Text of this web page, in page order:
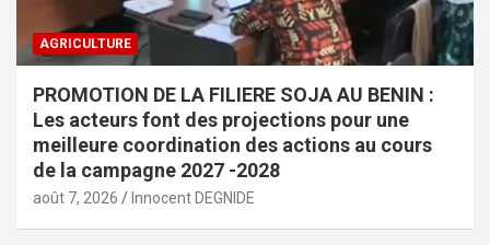
AGRICULTURE
PROMOTION DE LA FILIERE SOJA AU BENIN :
Les acteurs font des projections pour une
meilleure coordination des actions au cours
de la campagne 2027 -2028
août 7, 2026 Innocent DEGNIDE